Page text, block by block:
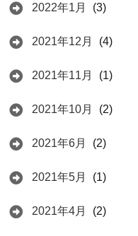
2022年1月 (3)
2021年12月 (4)
2021年11月 (1)
2021年10月 (2)
2021年6月 (2)
2021年5月 (1)
2021年4月 (2)